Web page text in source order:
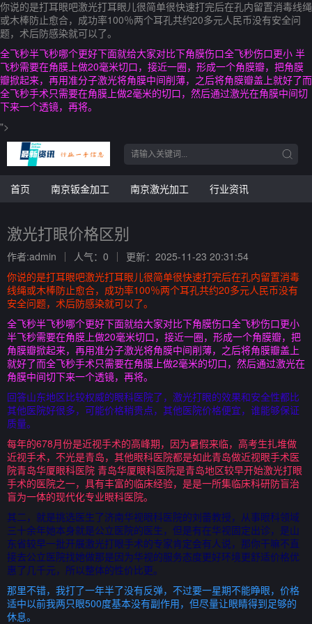
你说的是打耳眼吧激光打耳眼儿很简单很快速打完后在孔内留置消毒线绳
或木棒防止愈合，成功率100％两个耳孔共约20多元人民币没有安全问
题，术后防感染就可以了。
全飞秒半飞秒哪个更好下面就给大家对比下角膜伤口全飞秒伤口更小 半
飞秒需要在角膜上做20毫米切口，接近一圈，形成一个角膜瓣，把角膜
瓣掀起来，再用准分子激光将角膜中间削薄，之后将角膜瓣盖上就好了而
全飞秒手术只需要在角膜上做2毫米的切口，然后通过激光在角膜中间切
下来一个透镜，再将。
">
首页 南京钣金加工 南京激光加工 行业资讯
激光打眼价格区别
作者:admin 人气：0
更新：2025-11-23 20:31:54
你说的是打耳眼吧激光打耳眼儿很简单很快速打完后在孔内留置消毒
线绳或木棒防止愈合，成功率100％两个耳孔共约20多元人民币没有
安全问题，术后防感染就可以了。
全飞秒半飞秒哪个更好下面就给大家对比下角膜伤口全飞秒伤口更小
半飞秒需要在角膜上做20毫米切口，接近一圈，形成一个角膜瓣，把
角膜瓣掀起来，再用准分子激光将角膜中间削薄，之后将角膜瓣盖上
就好了而全飞秒手术只需要在角膜上做2毫米的切口，然后通过激光在
角膜中间切下来一个透镜，再将。
回答山东地区比较权威的眼科医院了，激光打眼的效果和安全性都比
其他医院好很多，可能价格稍贵点，其他医院价格便宜，谁能够保证
质量。
每年的678月份是近视手术的高峰期，因为暑假来临，高考生扎堆做
近视手术，不光是青岛，其他眼科医院都是如此青岛做近视眼手术医
院青岛华厦眼科医院 青岛华厦眼科医院是青岛地区较早开始激光打眼
手术的医院之一，具有丰富的临床经验，是是一所集临床科研防盲治
盲为一体的现代化专业眼科医院。
其二，就是挑选医生了济南华视眼科医院的刘蕾教授，从事眼科领域
三十余年她本身就是公立医院的医生，但是有在华视固定出诊，是山
东省较早一批开展激光打眼手术的专家肯定会有人说，那你干嘛不直
接去公立医院找她做那是因为华视的服务态度更好环境更舒适价格优
惠了几千元，所以整体的性价比更。
那里不错，我打了一年半了没有反弹，不过要一星期不能睁眼，价格
适中以前我两只眼500度基本没有副作用，但尽量让眼睛得到足够的
休息。